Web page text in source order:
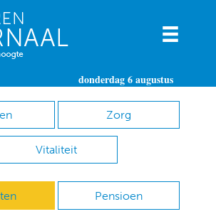
donderdag 6 augustus
Zorg
Vitaliteit
Pensioen